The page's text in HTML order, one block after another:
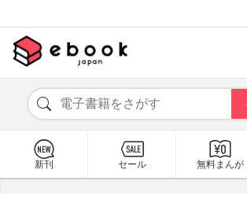
新刊 セール 無料まんが